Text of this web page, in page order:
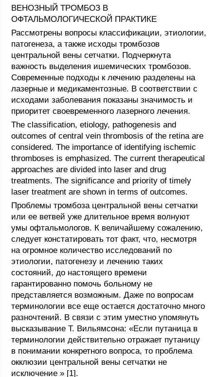
ВЕНОЗНЫЙ ТРОМБОЗ В
ОФТАЛЬМОЛОГИЧЕСКОЙ ПРАКТИКЕ
Рассмотрены вопросы классификации, этиологии,
патогенеза, а также исходы тромбозов
центральной вены сетчатки. Подчеркнута
важность выделения ишемических тромбозов.
Современные подходы к лечению разделены на
лазерные и медикаментозные. В соответствии с
исходами заболевания показаны значимость и
приоритет своевременного лазерного лечения.
The classification, etiology, pathogenesis and
outcomes of central vein thrombosis of the retina are
considered. The importance of identifying ischemic
thromboses is emphasized. The current therapeutical
approaches are divided into laser and drug
treatments. The significance and priority of timely
laser treatment are shown in terms of outcomes.
Проблемы тромбоза центральной вены сетчатки
или ее ветвей уже длительное время волнуют
умы офтальмологов. К величайшему сожалению,
следует констатировать тот факт, что, несмотря
на огромное количество исследований по
этиологии, патогенезу и лечению таких
состояний, до настоящего времени
гарантированно помочь больному не
представляется возможным. Даже по вопросам
терминологии все еще остается достаточно много
разночтений. В связи с этим уместно упомянуть
высказывание Т. Вильямсона: «Если путаница в
терминологии действительно отражает путаницу
в понимании конкретного вопроса, то проблема
окклюзии центральной вены сетчатки не
исключение » [1].